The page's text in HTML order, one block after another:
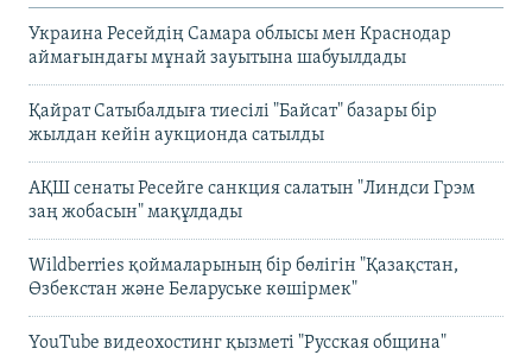
Украина Ресейдің Самара облысы мен Краснодар
аймағындағы мұнай зауытына шабуылдады
Қайрат Сатыбалдыға тиесілі "Байсат" базары бір
жылдан кейін аукционда сатылды
АҚШ сенаты Ресейге санкция салатын "Линдси Грэм
заң жобасын" мақұлдады
Wildberries қоймаларының бір бөлігін "Қазақстан,
Өзбекстан және Беларуське көшірмек"
YouTube видеохостинг қызметі "Русская община"